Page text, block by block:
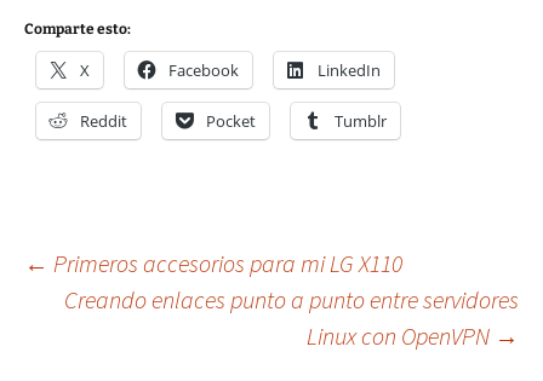
Comparte esto:
X Facebook LinkedIn
Reddit Pocket Tumblr
Navegación
← Primeros accesorios para mi LG X110
Creando enlaces punto a punto entre servidores
Linux con OpenVPN →